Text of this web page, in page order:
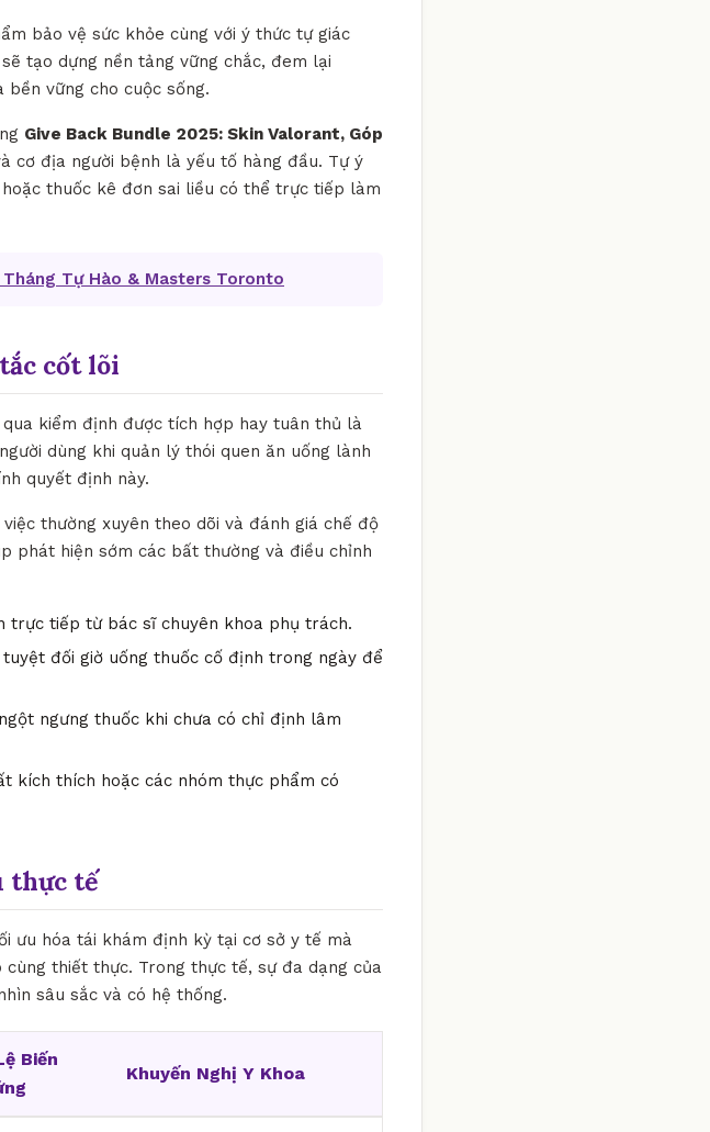
bảo vệ sức khỏe cùng với ý thức tự giác
tạo dựng nền tảng vững chắc, đem lại
vững cho cuộc sống.
Give Back Bundle 2025: Skin Valorant, Góp
cơ địa người bệnh là yếu tố hàng đầu. Tự ý
thuốc kê đơn sai liều có thể trực tiếp làm
Tháng Tự Hào & Masters Toronto
cốt lõi
kiểm định được tích hợp hay tuân thủ là
dùng khi quản lý thói quen ăn uống lành
quyết định này.
thường xuyên theo dõi và đánh giá chế độ
phát hiện sớm các bất thường và điều chỉnh
trực tiếp từ bác sĩ chuyên khoa phụ trách.
đối giờ uống thuốc cố định trong ngày để
ngưng thuốc khi chưa có chỉ định lâm
kích thích hoặc các nhóm thực phẩm có
thực tế
ưu hóa tái khám định kỳ tại cơ sở y tế mà
thiết thực. Trong thực tế, sự đa dạng của
sâu sắc và có hệ thống.
Biến
Khuyến Nghị Y Khoa